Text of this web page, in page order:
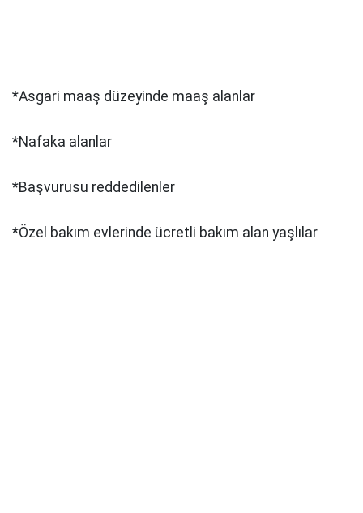
*Asgari maaş düzeyinde maaş alanlar
*Nafaka alanlar
*Başvurusu reddedilenler
*Özel bakım evlerinde ücretli bakım alan yaşlılar